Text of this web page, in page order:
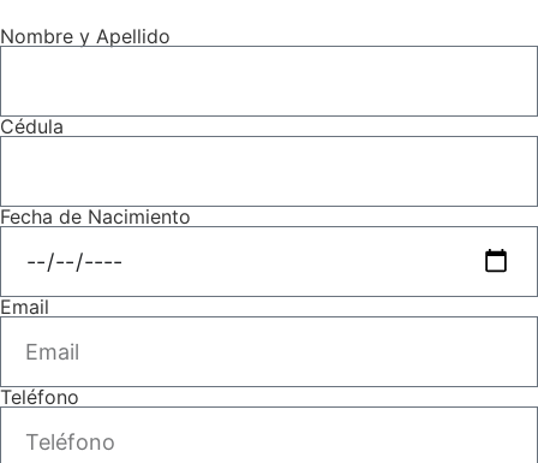
Nombre y Apellido
Cédula
Fecha de Nacimiento
Email
Teléfono